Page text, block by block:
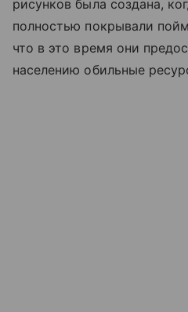
рисунков была создана,
полностью покрывали
что в это время они
населению обильные